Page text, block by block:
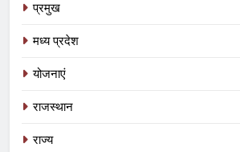
प्रमुख
मध्य प्रदेश
योजनाएं
राजस्थान
राज्य
5